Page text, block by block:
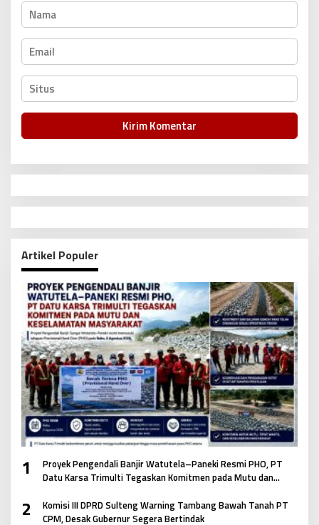
Artikel Populer
1
Proyek Pengendali Banjir Watutela–Paneki Resmi PHO, PT
Datu Karsa Trimulti Tegaskan Komitmen pada Mutu dan
2
Komisi III DPRD Sulteng Warning Tambang Bawah Tanah PT
CPM, Desak Gubernur Segera Bertindak